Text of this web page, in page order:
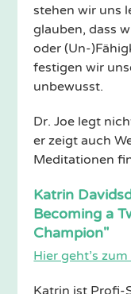
stehen wir uns
glauben, dass
oder (Un-
festigen wir
unbewusst.
Dr. Joe legt
er zeigt auch
Meditationen
Katrin
Becoming a
Champion"
Hier geht’s
Katrin ist Profi-